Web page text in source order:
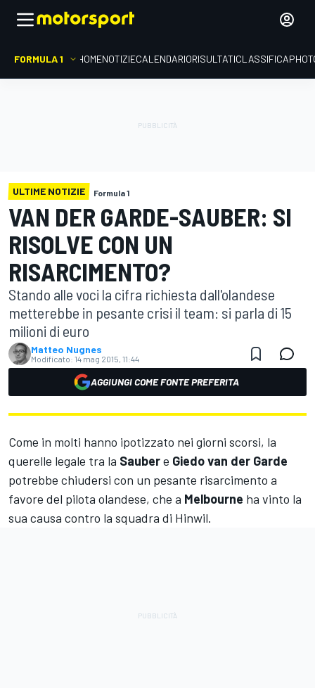
FORMULA 1 HOMENOTIZIECALENDARIORISULTATICLASSIFICA
ULTIME NOTIZIE Formula 1
VAN DER GARDE-SAUBER: SI
RISOLVE CON UN
RISARCIMENTO?
Stando alle voci la cifra richiesta dall'olandese
metterebbe in pesante crisi il team: si parla di 15
milioni di euro
Matteo Nugnes
Modificato: 14 mag 2015, 11:44
AGGIUNGI COME FONTE PREFERITA
Come in molti hanno ipotizzato nei giorni scorsi, la
querelle legale tra la Saubere Giedo van der Garde
potrebbe chiudersi con un pesante risarcimento a
favore del pilota olandese, che a Melbourne ha vinto la
sua causa contro la squadra di Hinwil.